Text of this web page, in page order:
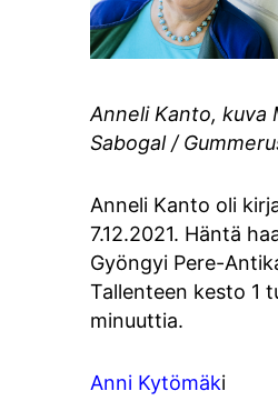
Anneli Kanto, kuva
Sabogal /
Anneli Kanto oli
7.12.2021. Häntä
Gyöngyi Pere-
Tallenteen kesto 1
minuuttia.
Anni Kytömäki